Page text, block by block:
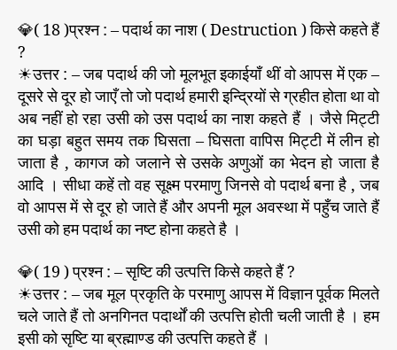
💎( 18 )प्रश्न : – पदार्थ का नाश ( Destruction ) किसे कहते हैं
?
☀उत्तर : – जब पदार्थ की जो मूलभूत इकाईयाँ थीं वो आपस में एक –
दूसरे से दूर हो जाएँ तो जो पदार्थ हमारी इन्द्रियों से ग्रहीत होता था वो
अब नहीं हो रहा उसी को उस पदार्थ का नाश कहते हैं । जैसे मिट्टी
का घड़ा बहुत समय तक घिसता – घिसता वापिस मिट्टी में लीन हो
जाता है , कागज को जलाने से उसके अणुओं का भेदन हो जाता है
आदि । सीधा कहें तो वह सूक्ष्म परमाणु जिनसे वो पदार्थ बना है , जब
वो आपस में से दूर हो जाते हैं और अपनी मूल अवस्था में पहुँच जाते हैं
उसी को हम पदार्थ का नष्ट होना कहते है ।
💎( 19 ) प्रश्न : – सृष्टि की उत्पत्ति किसे कहते हैं ?
☀उत्तर : – जब मूल प्रकृति के परमाणु आपस में विज्ञान पूर्वक मिलते
चले जाते हैं तो अनगिनत पदार्थों की उत्पत्ति होती चली जाती है । हम
इसी को सृष्टि या ब्रह्माण्ड की उत्पत्ति कहते हैं ।